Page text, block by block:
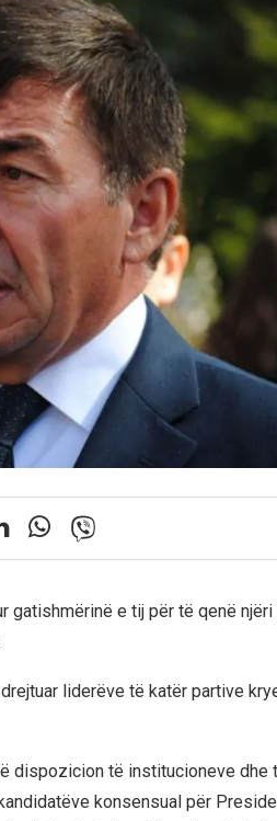
gatishmërinë e tij për të qenë njëri
liderëve të katër partive
dispozicion të institucioneve dhe
konsensual për